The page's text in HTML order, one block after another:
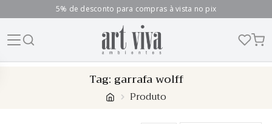
5% de desconto para compras à vista no pix
Tag: garrafa wolff
Produto